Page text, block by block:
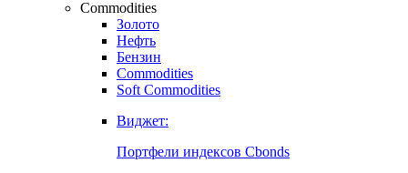
Commodities
Золото
Нефть
Бензин
Commodities
Soft Commodities
Виджет:
Портфели индексов Cbonds